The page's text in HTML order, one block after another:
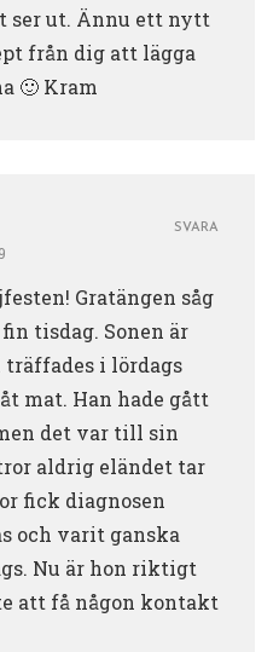
ser ut. Ännu ett nytt
från dig att lägga
🙂 Kram
Gratängen såg
tisdag. Sonen är
träffades i lördags
mat. Han hade gått
det var till sin
aldrig eländet tar
fick diagnosen
och varit ganska
Nu är hon riktigt
att få någon kontakt
SVARA